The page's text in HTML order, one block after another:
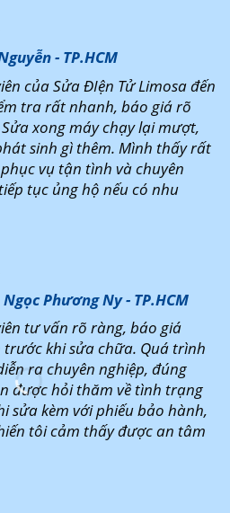
- TP.HCM
của Sửa ĐIện Tử Limosa đến
tra rất nhanh, báo giá rõ
xong máy chạy lại mượt,
sinh gì thêm. Mình thấy rất
vụ tận tình và chuyên
tục ủng hộ nếu có nhu
Phương Ny - TP.HCM
tư vấn rõ ràng, báo giá
khi sửa chữa. Quá trình
ra chuyên nghiệp, đúng
được hỏi thăm về tình trạng
sửa kèm với phiếu bảo hành,
tôi cảm thấy được an tâm